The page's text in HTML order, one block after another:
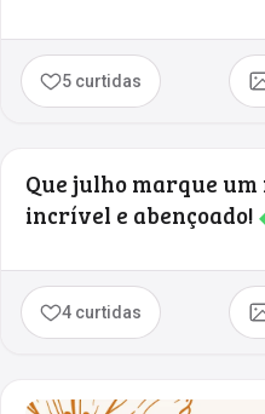
5 curtidas
Que julho marque um
incrível e abençoado!
4 curtidas